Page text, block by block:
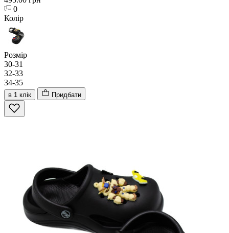
0
Колір
Розмір
30-31
32-33
34-35
в 1 клік Придбати